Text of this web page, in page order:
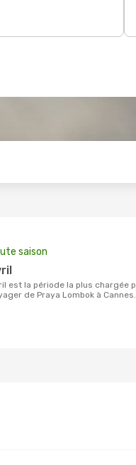
saison
de Praya Lombok à Cannes.